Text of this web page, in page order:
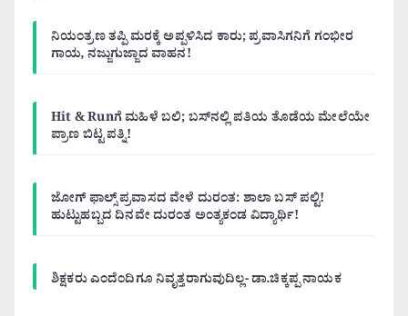
ನಿಯಂತ್ರಣ ತಪ್ಪಿ ಮರಕ್ಕೆ ಅಪ್ಪಳಿಸಿದ ಕಾರು; ಪ್ರವಾಸಿಗನಿಗೆ ಗಂಭೀರ
ಗಾಯ, ನಜ್ಜುಗುಜ್ಜಾದ ವಾಹನ!
Hit & Runಗೆ ಮಹಿಳೆ ಬಲಿ; ಬಸ್‌ನಲ್ಲಿ ಪತಿಯ ತೊಡೆಯ ಮೇಲೆಯೇ
ಪ್ರಾಣ ಬಿಟ್ಟ ಪತ್ನಿ!
ಜೋಗ್ ಫಾಲ್ಸ್ ಪ್ರವಾಸದ ವೇಳೆ ದುರಂತ: ಶಾಲಾ ಬಸ್ ಪಲ್ಟಿ!
ಹುಟ್ಟುಹಬ್ಬದ ದಿನವೇ ದುರಂತ ಅಂತ್ಯಕಂಡ ವಿದ್ಯಾರ್ಥಿ!
ಶಿಕ್ಷಕರು ಎಂದೆಂದಿಗೂ ನಿವೃತ್ತರಾಗುವುದಿಲ್ಲ- ಡಾ.ಚಿಕ್ಕಪ್ಪ ನಾಯಕ